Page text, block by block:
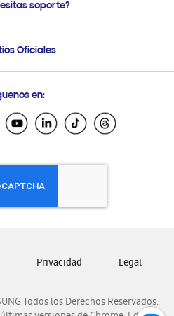
de Compra
soporte?
vía eMail
Oficiales
Ecuador
El Salvador
Honduras
Nicaragua
Panamá
Venezuela
en:
Todos los Derechos Reservados.
Privacidad Legal